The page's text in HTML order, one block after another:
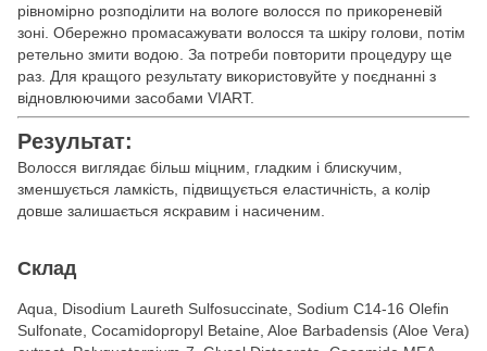
рівномірно розподілити на вологе волосся по прикореневій
зоні. Обережно промасажувати волосся та шкіру голови, потім
ретельно змити водою. За потреби повторити процедуру ще
раз. Для кращого результату використовуйте у поєднанні з
відновлюючими засобами VIART.
Результат:
Волосся виглядає більш міцним, гладким і блискучим,
зменшується ламкість, підвищується еластичність, а колір
довше залишається яскравим і насиченим.
Склад
Aqua, Disodium Laureth Sulfosuccinate, Sodium C14-16 Olefin
Sulfonate, Cocamidopropyl Betaine, Aloe Barbadensis (Aloe Vera)